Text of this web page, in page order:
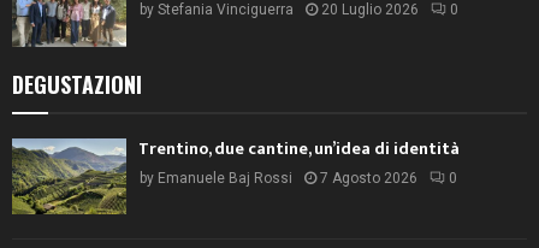
by Stefania Vinciguerra 20 Luglio 2026 0
DEGUSTAZIONI
Trentino, due cantine, un’idea di identità
by Emanuele Baj Rossi 7 Agosto 2026 0